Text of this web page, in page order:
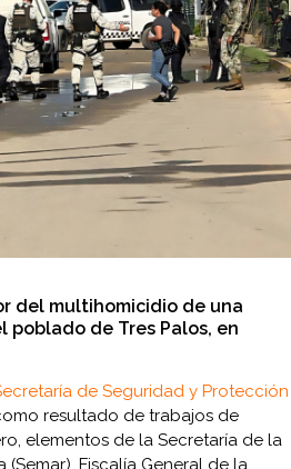
del multihomicidio de una
poblado de Tres Palos, en
de Seguridad y Protección
resultado de trabajos de
elementos de la Secretaría de la
Fiscalía General de la